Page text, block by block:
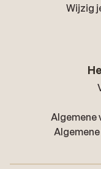
Wijzig
Algemene